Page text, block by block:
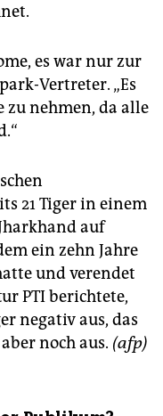
es war nur zur
Vertreter. „Es
zu nehmen, da alle
21 Tiger in einem
auf
ein zehn Jahre
und verendet
PTI berichtete,
negativ aus, das
noch aus. (afp)